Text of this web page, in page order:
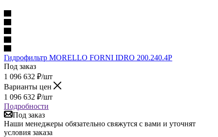
Гидрофильтр MORELLO FORNI IDRO 200.240.4P
Под заказ
1 096 632 ₽/шт
Варианты цен
1 096 632 ₽/шт
Подробности
Под заказ
Наши менеджеры обязательно свяжутся с вами и уточнят
условия заказа